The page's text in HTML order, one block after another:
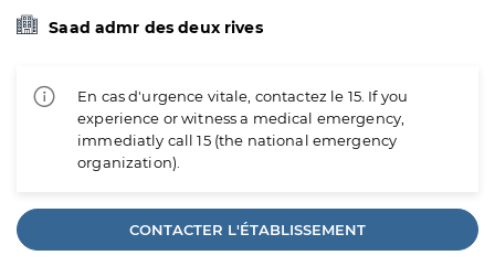
Saad admr des deux rives
En cas d'urgence vitale, contactez le 15. If you
experience or witness a medical emergency,
immediatly call 15 (the national emergency
organization).
CONTACTER L'ÉTABLISSEMENT